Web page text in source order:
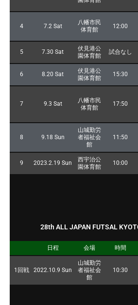
4 7.2 Sat
八幡市民
体育館
12:00
5 7.30 Sat
伏見港公
園体育館
試合なし
6 8.20 Sat
伏見港公
園体育館
15:30
7 9.3 Sat
八幡市民
体育館
17:50
8 9.18 Sun
山城勤労
者福祉会
館
11:50
9 2023.2.19 Sun
西宇治公
園体育館
10:00
28th ALL JAPAN FUTSAL
日程 会場 時間
1回戦 2022.10.9 Sun
山城勤労
者福祉会
館
10:30